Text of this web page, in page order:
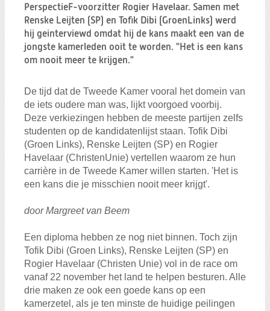
Zoeken
PerspectieF-voorzitter Rogier Havelaar. Samen met
Renske Leijten (SP) en Tofik Dibi (GroenLinks) werd
hij geinterviewd omdat hij de kans maakt een van de
jongste kamerleden ooit te worden. "Het is een kans
om nooit meer te krijgen."
De tijd dat de Tweede Kamer vooral het domein van
de iets oudere man was, lijkt voorgoed voorbij.
Deze verkiezingen hebben de meeste partijen zelfs
studenten op de kandidatenlijst staan. Tofik Dibi
(Groen Links), Renske Leijten (SP) en Rogier
Havelaar (ChristenUnie) vertellen waarom ze hun
carrière in de Tweede Kamer willen starten. 'Het is
een kans die je misschien nooit meer krijgt'.
door Margreet van Beem
Een diploma hebben ze nog niet binnen. Toch zijn
Tofik Dibi (Groen Links), Renske Leijten (SP) en
Rogier Havelaar (Christen Unie) vol in de race om
vanaf 22 november het land te helpen besturen. Alle
drie maken ze ook een goede kans op een
kamerzetel, als je ten minste de huidige peilingen